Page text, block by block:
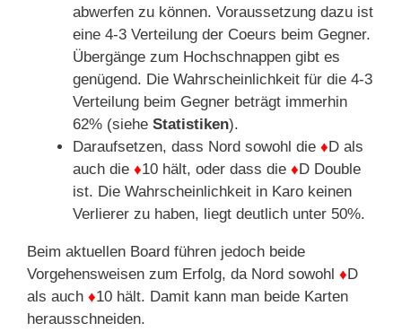
abwerfen zu können. Voraussetzung dazu ist
eine 4-3 Verteilung der Coeurs beim Gegner.
Übergänge zum Hochschnappen gibt es
genügend. Die Wahrscheinlichkeit für die 4-3
Verteilung beim Gegner beträgt immerhin
62% (siehe Statistiken).
Daraufsetzen, dass Nord sowohl die ♦ D als
auch die ♦10 hält, oder dass die ♦ D Double
ist. Die Wahrscheinlichkeit in Karo keinen
Verlierer zu haben, liegt deutlich unter 50%.
Beim aktuellen Board führen jedoch beide
Vorgehensweisen zum Erfolg, da Nord sowohl ♦ D
als auch ♦10 hält. Damit kann man beide Karten
herausschneiden.